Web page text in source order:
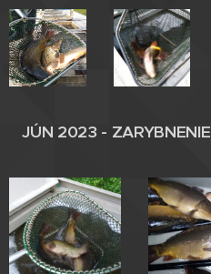
JÚN 2023 - ZARYBNENIE